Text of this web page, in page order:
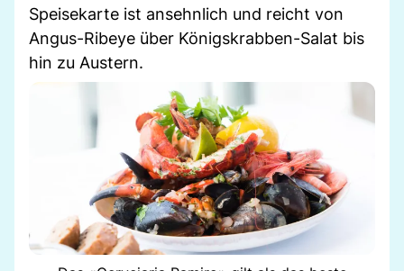
Speisekarte ist ansehnlich und reicht von
Angus-Ribeye über Königskrabben-Salat bis
hin zu Austern.